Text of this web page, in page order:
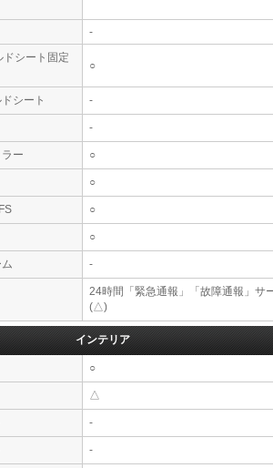
-
ドシート固定
○
シート -
-
ー ○
○
○
○
-
24時間「緊急通報」「故障通報」サ
(△)
インテリア
○
△
-
-